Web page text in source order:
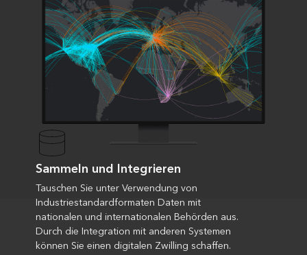
Sammeln und Integrieren
Tauschen Sie unter Verwendung von
Industriestandardformaten Daten mit
nationalen und internationalen Behörden aus.
Durch die Integration mit anderen Systemen
können Sie einen digitalen Zwilling schaffen.